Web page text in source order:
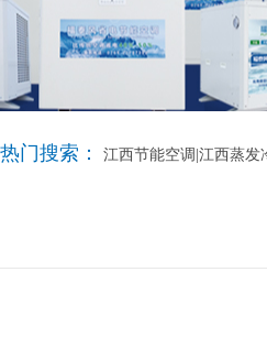
热门搜索： 江西节能空调|江西蒸发